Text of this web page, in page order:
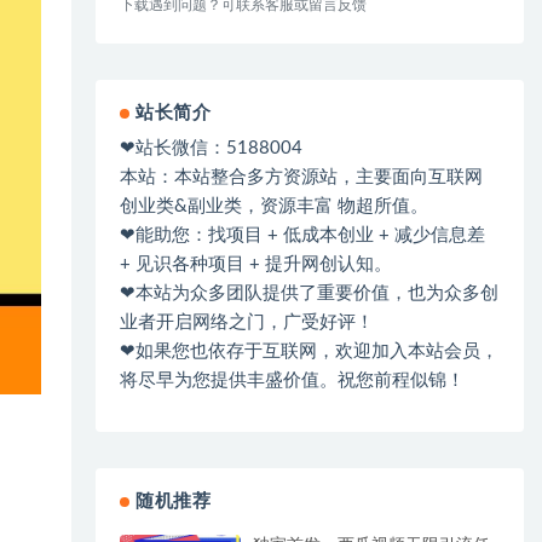
下载遇到问题？可联系客服或留言反馈
站长简介
❤站长微信：5188004
本站：本站整合多方资源站，主要面向互联网
创业类&副业类，资源丰富 物超所值。
❤能助您：找项目 + 低成本创业 + 减少信息差
+ 见识各种项目 + 提升网创认知。
❤本站为众多团队提供了重要价值，也为众多创
业者开启网络之门，广受好评！
❤如果您也依存于互联网，欢迎加入本站会员，
将尽早为您提供丰盛价值。祝您前程似锦！
随机推荐